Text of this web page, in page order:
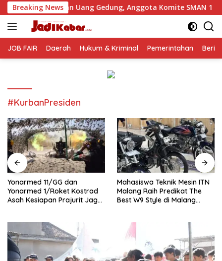
Langsung
ke
konten
Breaking News
Uang Gedung, Anggota Komite SMAN 1 Tumpang ,Ketua
JOB FAIR Daerah Hukum & Kriminal Pemerintahan
#KurbanPresiden
Yonarmed 11/GG dan
Yonarmed 1/Roket Kostrad
Asah Kesiapan Prajurit Jaga
Mahasiswa Teknik Mesin ITN
Malang Raih Predikat The
Best W9 Style di Malang